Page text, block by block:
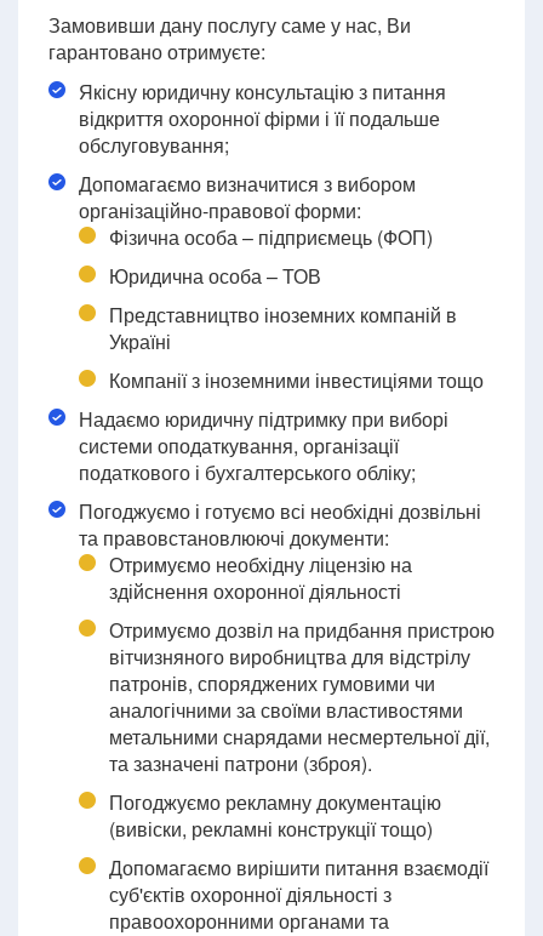
Замовивши дану послугу саме у нас, Ви
гарантовано отримуєте:
Якісну юридичну консультацію з питання
відкриття охоронної фірми і її подальше
обслуговування;
Допомагаємо визначитися з вибором
організаційно-правової форми:
Фізична особа – підприємець (ФОП)
Юридична особа – ТОВ
Представництво іноземних компаній в
Україні
Компанії з іноземними інвестиціями тощо
Надаємо юридичну підтримку при виборі
системи оподаткування, організації
податкового і бухгалтерського обліку;
Погоджуємо і готуємо всі необхідні дозвільні
та правовстановлюючі документи:
Отримуємо необхідну ліцензію на
здійснення охоронної діяльності
Отримуємо дозвіл на придбання пристрою
вітчизняного виробництва для відстрілу
патронів, споряджених гумовими чи
аналогічними за своїми властивостями
метальними снарядами несмертельної дії,
та зазначені патрони (зброя).
Погоджуємо рекламну документацію
(вивіски, рекламні конструкції тощо)
Допомагаємо вирішити питання взаємодії
суб'єктів охоронної діяльності з
правоохоронними органами та